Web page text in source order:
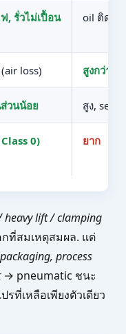
, รั่วไม่เปื้อน oil ติดไฟ
loss) สูงกว่าใ
วนน้อย สูง, seal
0) ยาก
heavy lift / clamping
ที่สมเหตุสมผล. แต่
process
→ pneumatic ชนะ
ที่เหลือเพียงตัวเดียว